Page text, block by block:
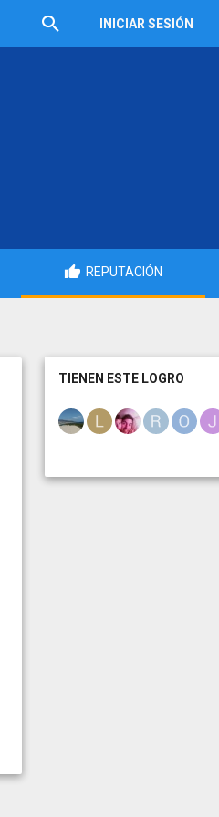
INICIAR SESIÓN
REPUTACIÓN
TIENEN ESTE LOGRO